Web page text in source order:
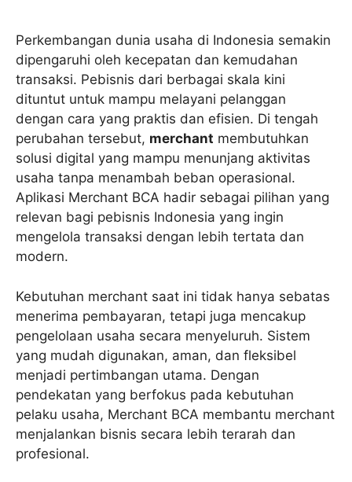
Perkembangan dunia usaha di Indonesia semakin
dipengaruhi oleh kecepatan dan kemudahan
transaksi. Pebisnis dari berbagai skala kini
dituntut untuk mampu melayani pelanggan
dengan cara yang praktis dan efisien. Di tengah
perubahan tersebut, merchant membutuhkan
solusi digital yang mampu menunjang aktivitas
usaha tanpa menambah beban operasional.
Aplikasi Merchant BCA hadir sebagai pilihan yang
relevan bagi pebisnis Indonesia yang ingin
mengelola transaksi dengan lebih tertata dan
modern.
Kebutuhan merchant saat ini tidak hanya sebatas
menerima pembayaran, tetapi juga mencakup
pengelolaan usaha secara menyeluruh. Sistem
yang mudah digunakan, aman, dan fleksibel
menjadi pertimbangan utama. Dengan
pendekatan yang berfokus pada kebutuhan
pelaku usaha, Merchant BCA membantu merchant
menjalankan bisnis secara lebih terarah dan
profesional.